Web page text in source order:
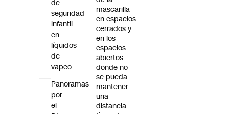
mascarilla
en espacios
cerrados y
en los
espacios
abiertos
donde no
se pueda
mantener
una
distancia
de
seguridad
infantil
en
líquidos
de
vapeo
Panoramas
por
el